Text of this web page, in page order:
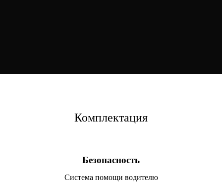
Комплектация
Безопасность
Система помощи водителю